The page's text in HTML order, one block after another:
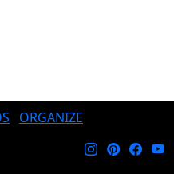
ORGANIZE